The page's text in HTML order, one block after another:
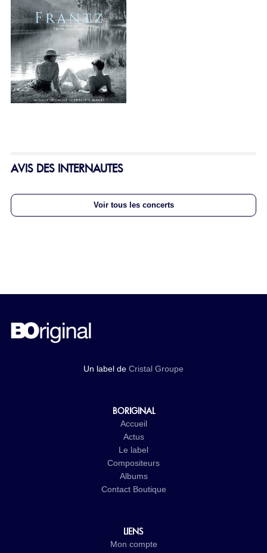
AVIS DES INTERNAUTES
Voir tous les concerts
Un label de Cristal Groupe
BORIGINAL
Accueil
Actus
Le label
Compositeurs
Albums
Contact Boutique
LIENS
Mon compte